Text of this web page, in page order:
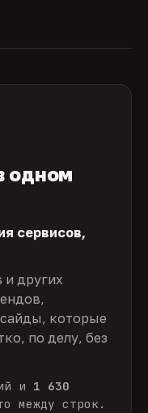
одном
сервисов,
и других
которые
по делу, без
и 1 630
между строк.